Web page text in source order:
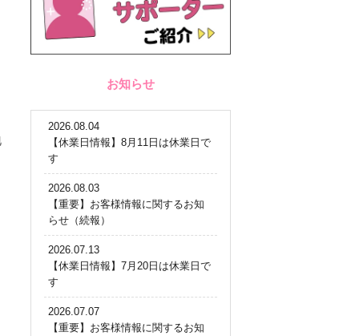
お知らせ
2026.08.04
【休業日情報】8月11日は休業日で
す
2026.08.03
【重要】お客様情報に関するお知
らせ（続報）
2026.07.13
【休業日情報】7月20日は休業日で
す
2026.07.07
【重要】お客様情報に関するお知